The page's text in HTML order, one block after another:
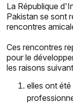
La République
Pakistan se sont
rencontres
Ces rencontres
pour le
les raisons
elles ont